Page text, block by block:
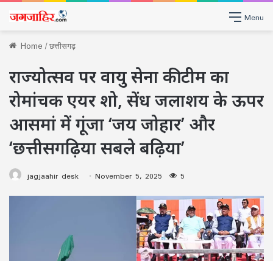
Menu
Home/छत्तीसगढ़
राज्योत्सव पर वायु सेना की टीम का
रोमांचक एयर शो, सेंध जलाशय के ऊपर
आसमां में गूंजा ‘जय जोहार’ और
‘छत्तीसगढ़िया सबले बढ़िया’
jagjaahir desk November 5, 2025 5